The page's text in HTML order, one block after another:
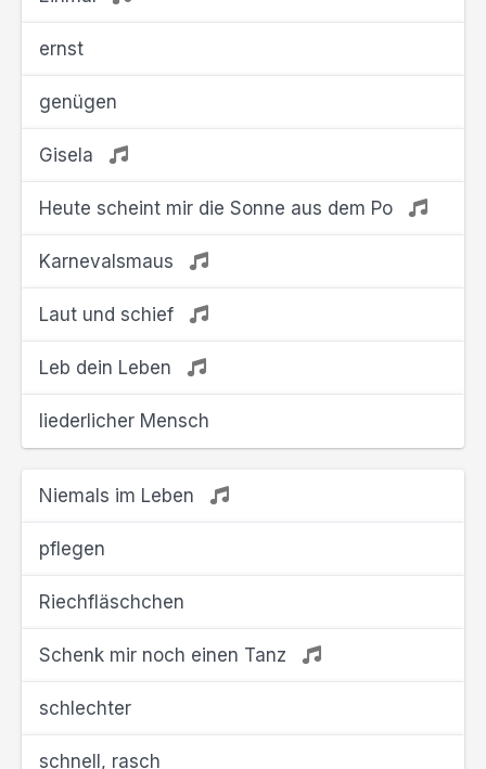
ernst
genügen
Gisela
Heute scheint mir die Sonne aus dem Po
Karnevalsmaus
Laut und schief
Leb dein Leben
liederlicher Mensch
Niemals im Leben
pflegen
Riechfläschchen
Schenk mir noch einen Tanz
schlechter
schnell, rasch